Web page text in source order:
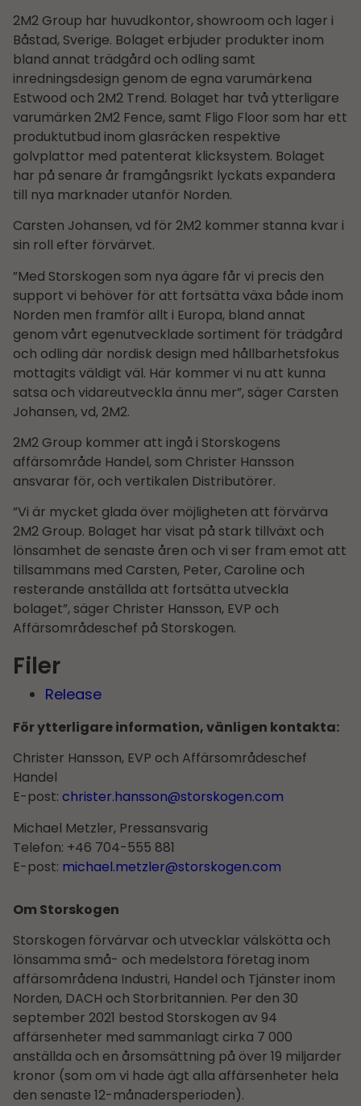
2M2 Group har huvudkontor, showroom och lager i
Båstad, Sverige. Bolaget erbjuder produkter inom
bland annat trädgård och odling samt
inredningsdesign genom de egna varumärkena
Estwood och 2M2 Trend. Bolaget har två ytterligare
varumärken 2M2 Fence, samt Fligo Floor som har ett
produktutbud inom glasräcken respektive
golvplattor med patenterat klicksystem. Bolaget
har på senare år framgångsrikt lyckats expandera
till nya marknader utanför Norden.
Carsten Johansen, vd för 2M2 kommer stanna kvar i
sin roll efter förvärvet.
”Med Storskogen som nya ägare får vi precis den
support vi behöver för att fortsätta växa både inom
Norden men framför allt i Europa, bland annat
genom vårt egenutvecklade sortiment för trädgård
och odling där nordisk design med hållbarhets­fokus
mottagits väldigt väl. Här kommer vi nu att kunna
satsa och vidareutveckla ännu mer”, säger Carsten
Johansen, vd, 2M2.
2M2 Group kommer att ingå i Storskogens
affärsområde Handel, som Christer Hansson
ansvarar för, och vertikalen Distributörer.
”Vi är mycket glada över möjligheten att förvärva
2M2 Group. Bolaget har visat på stark tillväxt och
lönsamhet de senaste åren och vi ser fram emot att
tillsammans med Carsten, Peter, Caroline och
resterande anställda att fortsätta utveckla
bolaget”, säger Christer Hansson, EVP och
Affärsområdes­chef på Storskogen.
Filer
Release
För ytterligare information, vänligen kontakta:
Christer Hansson, EVP och Affärsområdes­chef
Handel
E-post: christer.hansson@storskogen.com
Michael Metzler, Pressansvarig
Telefon: +46 704-555 881
E-post: michael.metzler@storskogen.com
Om Storskogen
Storskogen förvärvar och utvecklar välskötta och
lönsamma små- och medelstora företag inom
affärsområdena Industri, Handel och Tjänster inom
Norden, DACH och Storbritannien. Per den 30
september 2021 bestod Storskogen av 94
affärsenheter med sammanlagt cirka 7 000
anställda och en årsomsättning på över 19 miljarder
kronor (som om vi hade ägt alla affärsenheter hela
den senaste 12-månadersperioden).